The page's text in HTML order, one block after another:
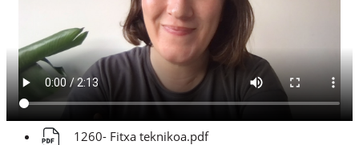
1260- Fitxa teknikoa.pdf